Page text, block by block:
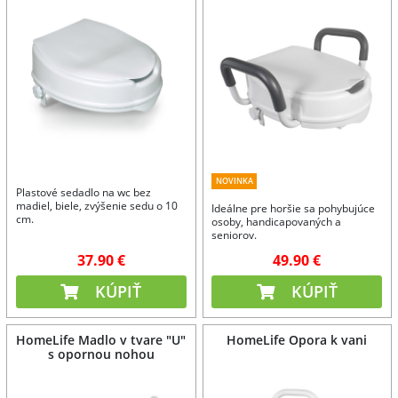
Plastové sedadlo na wc bez
madiel, biele, zvýšenie sedu o 10
cm.
37.90 €
KÚPIŤ
NOVINKA
Ideálne pre horšie sa pohybujúce
osoby, handicapovaných a
seniorov.
49.90 €
KÚPIŤ
HomeLife Madlo v tvare "U"
s opornou nohou
HomeLife Opora k vani